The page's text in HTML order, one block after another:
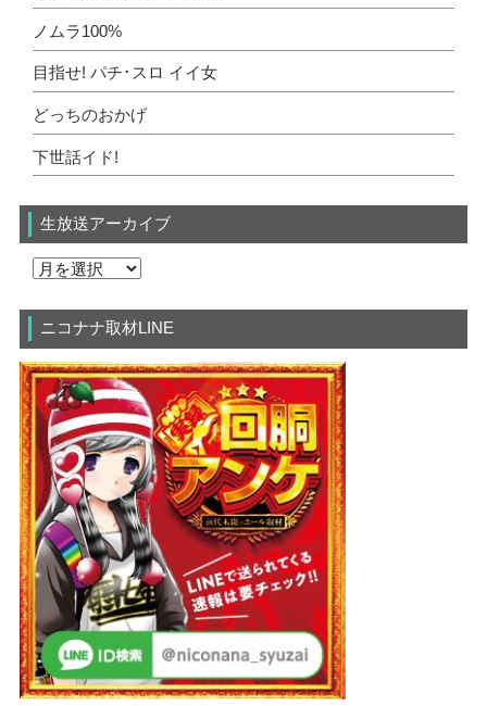
ノムラ100%
目指せ! パチ･スロ イイ女
どっちのおかげ
下世話イド!
生放送アーカイブ
ニコナナ取材LINE